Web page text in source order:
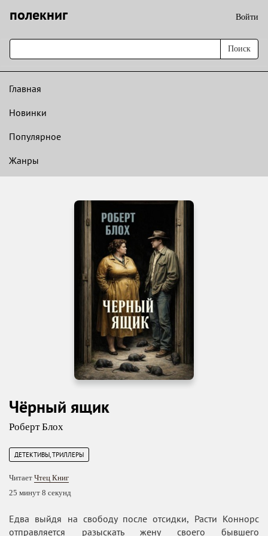
полекниг Войти
Поиск
Главная
Новинки
Популярное
Жанры
Чёрный ящик
Роберт Блох
ДЕТЕКТИВЫ, ТРИЛЛЕРЫ
Читает Чтец Книг
25 минут 8 секунд
Едва выйдя на свободу после отсидки, Расти Коннорс
отправляется разыскать жену своего бывшего